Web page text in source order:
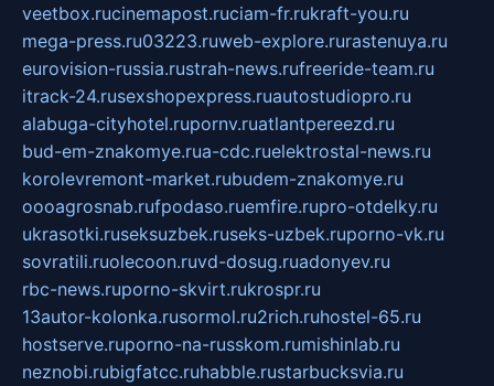
veetbox.rucinemapost.ruciam-fr.rukraft-you.ru
mega-press.ru03223.ruweb-explore.rurastenuya.ru
eurovision-russia.rustrah-news.rufreeride-team.ru
itrack-24.rusexshopexpress.ruautostudiopro.ru
alabuga-cityhotel.rupornv.ruatlantpereezd.ru
bud-em-znakomye.rua-cdc.ruelektrostal-news.ru
korolevremont-market.rubudem-znakomye.ru
oooagrosnab.rufpodaso.ruemfire.rupro-otdelky.ru
ukrasotki.ruseksuzbek.ruseks-uzbek.ruporno-vk.ru
sovratili.ruolecoon.ruvd-dosug.ruadonyev.ru
rbc-news.ruporno-skvirt.rukrospr.ru
13autor-kolonka.rusormol.ru2rich.ruhostel-65.ru
hostserve.ruporno-na-russkom.rumishinlab.ru
neznobi.rubigfatcc.ruhabble.rustarbucksvia.ru